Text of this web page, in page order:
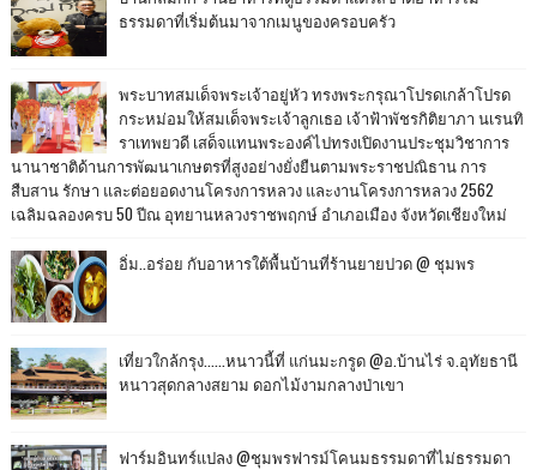
ธรรมดาที่เริ่มต้นมาจากเมนูของครอบครัว
พระบาทสมเด็จพระเจ้าอยู่หัว ทรงพระกรุณาโปรดเกล้าโปรด
กระหม่อมให้สมเด็จพระเจ้าลูกเธอ เจ้าฟ้าพัชรกิติยาภา นเรนทิ
ราเทพยวดี เสด็จแทนพระองค์ไปทรงเปิดงานประชุมวิชาการ
นานาชาติด้านการพัฒนาเกษตรที่สูงอย่างยั่งยืนตามพระราชปณิธาน การ
สืบสาน รักษา และต่อยอดงานโครงการหลวง และงานโครงการหลวง 2562
เฉลิมฉลองครบ 50 ปีณ อุทยานหลวงราชพฤกษ์ อำเภอเมือง จังหวัดเชียงใหม่
อิ่ม..อร่อย กับอาหารใต้พื้นบ้านที่ร้านยายปวด @ ชุมพร
เที่ยวใกล้กรุง......หนาวนี้ที่ แก่นมะกรูด @อ.บ้านไร่ จ.อุทัยธานี
หนาวสุดกลางสยาม ดอกไม้งามกลางป่าเขา
ฟาร์มอินทร์แปลง @ชุมพรฟารม์โคนมธรรมดาที่ไม่ธรรมดา